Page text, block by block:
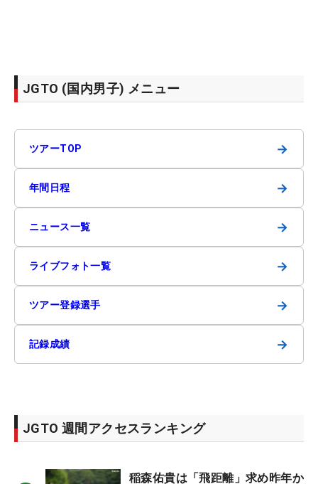
JGTO (国内男子) メニュー
ツアーTOP →
年間日程 →
ニュース一覧 →
ライブフォト一覧 →
ツアー登録選手 →
記録成績 →
JGTO 週間アクセスランキング
稲森佑貴は「飛距離」求め昨年か